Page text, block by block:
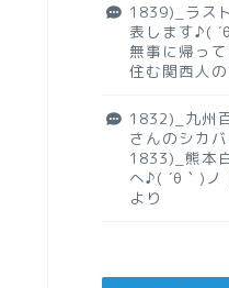
1839)_ラス
表します♪(
無事に帰っ
住む関西人
1832)_九州
さんのシカ
1833)_熊本
へ♪( ´θ｀)ノ
より